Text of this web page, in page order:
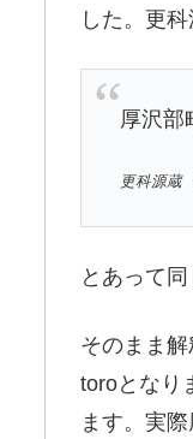
した。更
厚沢部
更科源蔵
とあって
そのまま
toroとなり
ます。実